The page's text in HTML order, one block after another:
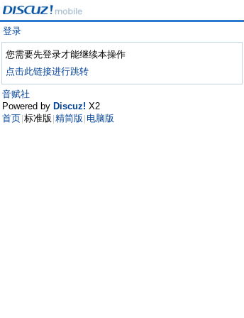
登录
您需要先登录才能继续本操作
点击此链接进行跳转
音赋社
Powered by Discuz! X2
首页 标准版 精简版 电脑版